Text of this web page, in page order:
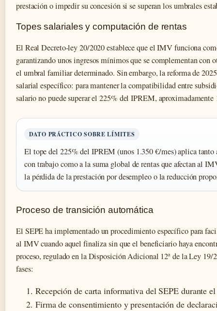
prestación o impedir su concesión si se superan los umbrales
Topes salariales y computación de rentas
El Real Decreto-ley 20/2020 establece que el IMV funciona
garantizando unos ingresos mínimos que se complementan con
el umbral familiar determinado. Sin embargo, la reforma de
salarial específico: para mantener la compatibilidad entre
salario no puede superar el 225% del IPREM, aproximadamente
DATO PRÁCTICO SOBRE LÍMITES
El tope del 225% del IPREM (unos 1.350 €/mes) aplica
con trabajo como a la suma global de rentas que afectan al
la pérdida de la prestación por desempleo o la reducción
Proceso de transición automática
El SEPE ha implementado un procedimiento específico para
al IMV cuando aquel finaliza sin que el beneficiario haya
proceso, regulado en la Disposición Adicional 12ª de la Ley 19/
fases:
Recepción de carta informativa del SEPE durante
Firma de consentimiento y presentación de